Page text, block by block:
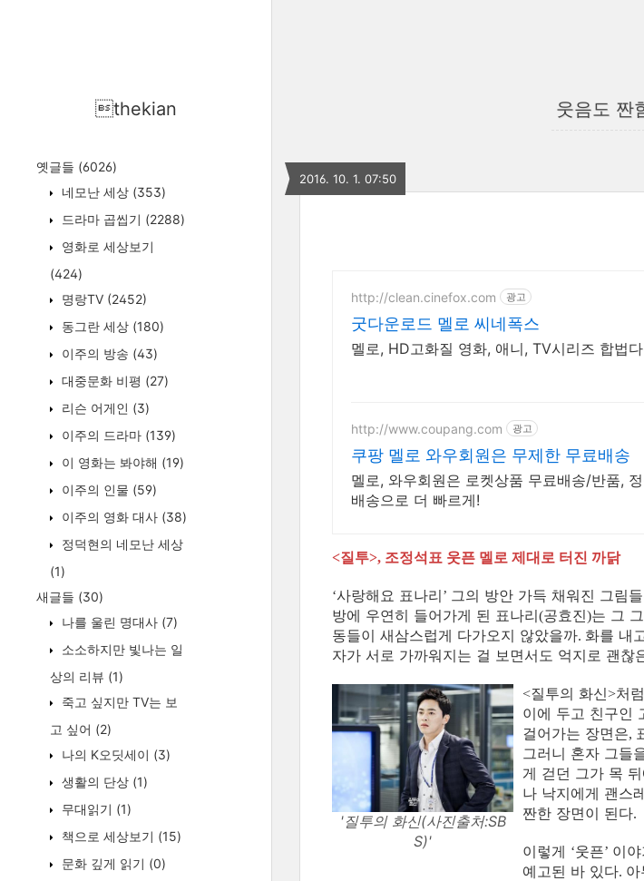
thekian
옛글들 (6026)
네모난 세상 (353)
드라마 곱씹기 (2288)
영화로 세상보기
(424)
명랑TV (2452)
동그란 세상 (180)
이주의 방송 (43)
대중문화 비평 (27)
리슨 어게인 (3)
이주의 드라마 (139)
이 영화는 봐야해 (19)
이주의 인물 (59)
이주의 영화 대사 (38)
정덕현의 네모난 세상
(1)
새글들 (30)
나를 울린 명대사 (7)
소소하지만 빛나는 일
상의 리뷰 (1)
죽고 싶지만 TV는 보
고 싶어 (2)
나의 K오딧세이 (3)
생활의 단상 (1)
무대읽기 (1)
책으로 세상보기 (15)
문화 깊게 읽기 (0)
웃음도 짠
2016. 10. 1. 07:50
http://clean.cinefox.com 광고
굿다운로드 멜로 씨네폭스
멜로, HD고화질 영화, 애니, TV시리즈 합법
http://www.coupang.com 광고
쿠팡 멜로 와우회원은 무제한 무료배송
멜로, 와우회원은 로켓상품 무료배송/반품,
배송으로 더 빠르게!
<질투>, 조정석표 웃픈 멜로 제대로 터진 까닭
‘사랑해요 표나리’ 그의 방안 가득 채워진 그림
방에 우연히 들어가게 된 표나리(공효진)는 그
동들이 새삼스럽게 다가오지 않았을까. 화를 내
자가 서로 가까워지는 걸 보면서도 억지로 괜
'질투의 화신(사진출처:SB
S)'
<질투의 화신>처
이에 두고 친구인
걸어가는 장면은,
그러니 혼자 그들
게 걷던 그가 목
나 낙지에게 괜스
짠한 장면이 된다.
이렇게 ‘웃픈’ 이
예고된 바 있다.